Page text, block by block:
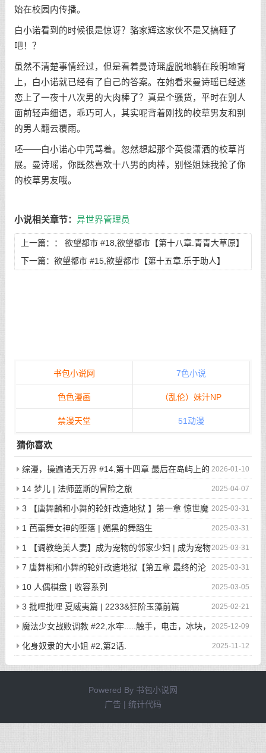
始在校园内传播。
白小诺看到的时候很是惊讶？骆家辉这家伙不是又搞砸了
吧！？
虽然不清楚事情经过，但是看着曼诗瑶虚脱地躺在段明地背
上，白小诺就已经有了自己的答案。在她看来曼诗瑶已经迷
恋上了一夜十八次男的大肉棒了？真是个骚货，平时在别人
面前轻声细语，乖巧可人，其实呢背着刚找的校草男友和别
的男人翻云覆雨。
呸——白小诺心中咒骂着。忽然想起那个英俊潇洒的校草肖
展。曼诗瑶，你既然喜欢十八男的肉棒，别怪姐妹我抢了你
的校草男友哦。
小说相关章节： 异世界管理员
上一篇：： 欲望都市 #18,欲望都市【第十八章.青青大草原】
下一篇： 欲望都市 #15,欲望都市【第十五章.乐于助人】
书包小说网 7色小说
色色漫画 （乱伦）妹汁NP
禁漫天堂 51动漫
猜你喜欢
2026-01-10
综漫，操遍诸天万界 #14,第十四章 最后在岛屿上的
狂欢派对
2025-04-07
14 梦儿 | 法师蓝斯的冒险之旅
2025-03-31
3 【唐舞麟和小舞的轮奸改造地狱 】第一章 惊世魔
王现身 | 斗罗大陆同人
2025-03-31
1 芭蕾舞女神的堕落 | 媚黑的舞蹈生
2025-03-31
1 【调教绝美人妻】成为宠物的邻家少妇 | 成为宠物
的邻家少妇
2025-03-31
7 唐舞桐和小舞的轮奸改造地狱【第五章 最终的沦
陷】 | 斗罗大陆同人
2025-03-05
10 人偶棋盘 | 收容系列
2025-02-21
3 批哩批哩 夏威夷篇 | 2233&狂阶玉藻前篇
2025-12-09
魔法少女战败调教 #22,水牢.....触手，电击，冰块，
高潮寸止.....我在干什么啊我
2025-11-12
化身奴隶的大小姐 #2,第2话.
Powered By 书包小说网
广告 | 统计代码